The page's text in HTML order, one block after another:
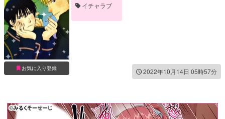
お気に入り登録
イチャラブ
2022年10月14日 05時57分